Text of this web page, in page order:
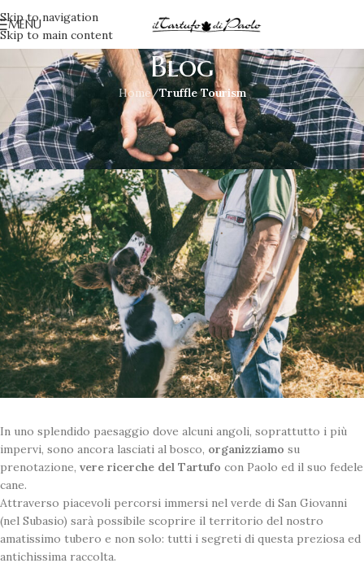
Skip to navigation
Skip to main content
MENU
Blog
Home/Truffle Tourism
TRUFFLE TOURISM
Annusa, Scava, Trova!
IreneOn Giugno 16, 2017
In uno splendido paesaggio dove alcuni angoli, soprattutto i più
impervi, sono ancora lasciati al bosco, organizziamo su
prenotazione, vere ricerche del Tartufo con Paolo ed il suo fedele
cane.
Attraverso piacevoli percorsi immersi nel verde di San Giovanni
(nel Subasio) sarà possibile scoprire il territorio del nostro
amatissimo tubero e non solo: tutti i segreti di questa preziosa ed
antichissima raccolta.